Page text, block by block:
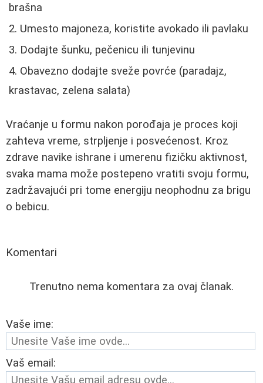
brašna
Umesto majoneza, koristite avokado ili pavlaku
Dodajte šunku, pečenicu ili tunjevinu
Obavezno dodajte sveže povrće (paradajz,
krastavac, zelena salata)
Vraćanje u formu nakon porođaja je proces koji
zahteva vreme, strpljenje i posvećenost. Kroz
zdrave navike ishrane i umerenu fizičku aktivnost,
svaka mama može postepeno vratiti svoju formu,
zadržavajući pri tome energiju neophodnu za brigu
o bebicu.
Komentari
Trenutno nema komentara za ovaj članak.
Vaše ime:
Vaš email: